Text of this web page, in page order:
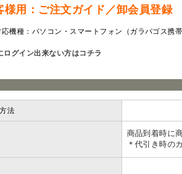
様用：ご注文ガイド／卸会員登録
機種：パソコン・スマートフォン（ガラパゴス携
ログイン出来ない方はコチラ
法 詳
商品到着時に
＊代引き時の